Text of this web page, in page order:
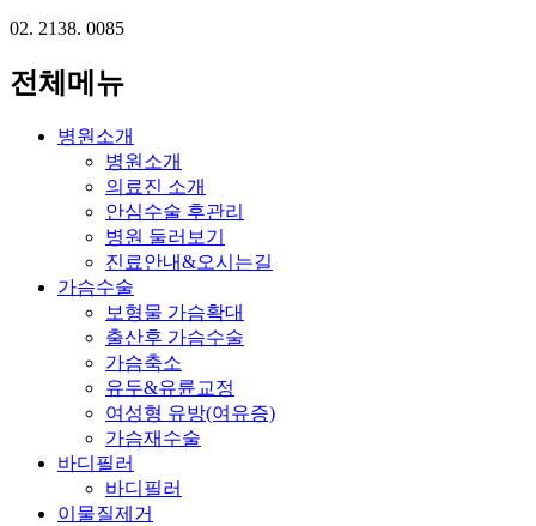
02. 2138. 0085
전체메뉴
병원소개
병원소개
의료진 소개
안심수술 후관리
병원 둘러보기
진료안내&오시는길
가슴수술
보형물 가슴확대
출산후 가슴수술
가슴축소
유두&유륜교정
여성형 유방(여유증)
가슴재수술
바디필러
바디필러
이물질제거